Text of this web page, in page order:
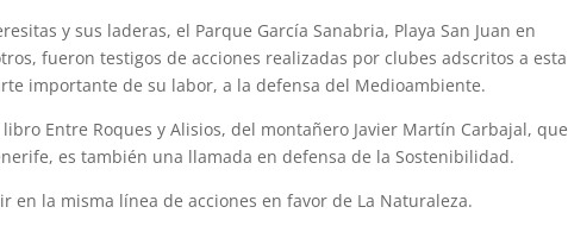
y sus laderas, el Parque García Sanabria, Playa San Juan en
fueron testigos de acciones realizadas por clubes adscritos a esta
importante de su labor, a la defensa del Medioambiente.
Entre Roques y Alisios, del montañero Javier Martín Carbajal, que
es también una llamada en defensa de la Sostenibilidad.
en la misma línea de acciones en favor de La Naturaleza.